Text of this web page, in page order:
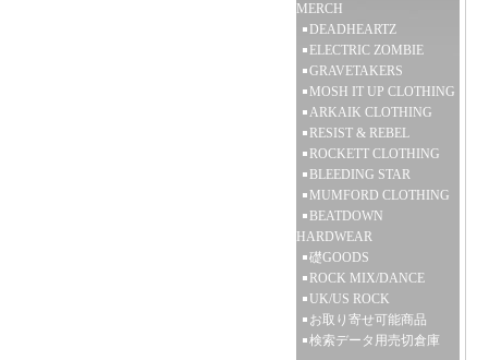
MERCH
DEADHEARTZ
ELECTRIC ZOMBIE
GRAVETAKERS
MOSH IT UP CLOTHING
ARKAIK CLOTHING
RESIST & REBEL
ROCKETT CLOTHING
BLEEDING STAR
MUMFORD CLOTHING
BEATDOWN
HARDWEAR
礎GOODS
ROCK MIX/DANCE
UK/US ROCK
お取り寄せ可能商品
検索データ用売切倉庫